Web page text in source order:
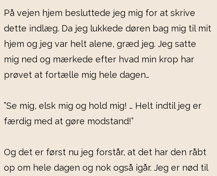
På vejen hjem besluttede jeg mig for at skrive
dette indlæg. Da jeg lukkede døren bag mig til mit
hjem og jeg var helt alene, græd jeg. Jeg satte
mig ned og mærkede efter hvad min krop har
prøvet at fortælle mig hele dagen…
”Se mig, elsk mig og hold mig! … Helt indtil jeg er
færdig med at gøre modstand!”
Og det er først nu jeg forstår, at det har den råbt
op om hele dagen og nok også igår. Jeg er nød til